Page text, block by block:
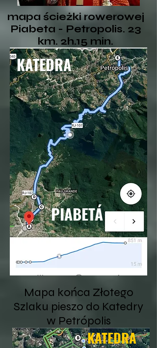
mapa ścieżki rowerowej
Piabeta - Petropolis. 23
km. 2h.15 min.
KATEDRA
PIABETÁ
Mapa końca Złotego
Szlaku pieszo do Katedry
w Petrópolis
KATEDRA